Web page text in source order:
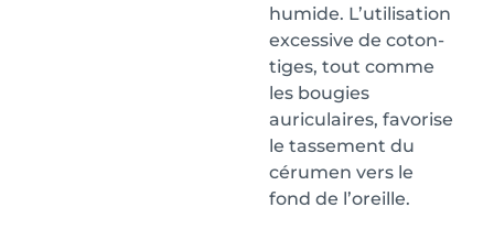
humide. L’utilisation
excessive de coton-
tiges, tout comme
les bougies
auriculaires, favorise
le tassement du
cérumen vers le
fond de l’oreille.